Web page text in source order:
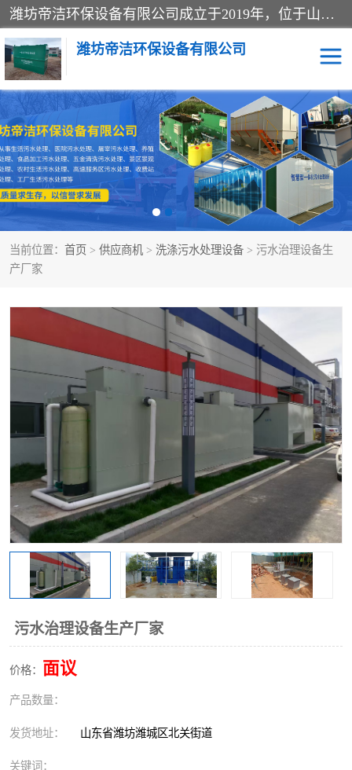
潍坊帝洁环保设备有限公司成立于2019年，位于山东省潍坊市潍城经济开发区；公司专注于环境保护专用设备及配件的研发、生产、安装与销售，同时涉及医用消毒设备、机电设备和仪器仪表的销售。此外，公司提供环保工程施工、环保技术研发与转让、技术服务以及环境工程专项设计服务，致力于为客户提供全面的环保解决方案，助力绿色可持续发展。
潍坊帝洁环保设备有限公司
当前位置： 首页 > 供应商机 > 洗涤污水处理设备 > 污水治理设备生
产厂家
污水治理设备生产厂家
价格： 面议
产品数量：
发货地址： 山东省潍坊潍城区北关街道
关键词：
一体化提升泵站 屠宰肉食品加工污水处理
设备
一体化生活污水处理设备 学校污水处理设备
医院污水处理设备 喷涂废水油墨废水
玻璃钢一体化污水处理设 水性涂料加工污水处理设
养殖污水处理设备 洗涤污水处理设备
洗车废水处理设备 实验室污水处理设备
平流式溶气气浮机 风景区旅游景点污水处理
高速服务区收费站污水处
理设备
微动力生化污水处理设备
海鲜加工污水处理设备 蒸发器设备价格
客运站污水处理设备 航站楼厕所污水处理设备
UASB厌氧塔 加油站油田景点旅游区污
水处理设备
风电场变电站污水处理设
备
叠螺污泥脱水机
疾控中心一体化设备处理
餐具消毒污水处理设备